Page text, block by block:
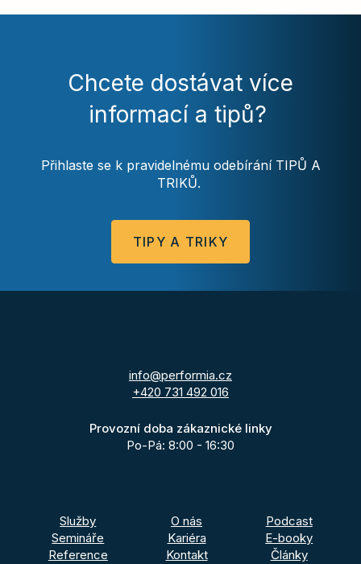
Chcete dostávat více
informací a tipů?
Přihlaste se k pravidelnému odebírání TIPŮ A
TRIKŮ.
TIPY A TRIKY
info@performia.cz
+420 731 492 016
Provozní doba zákaznické linky
Po-Pá: 8:00 - 16:30
Služby
Semináře
Reference
O nás
Kariéra
Kontakt
Podcast
E-booky
Články